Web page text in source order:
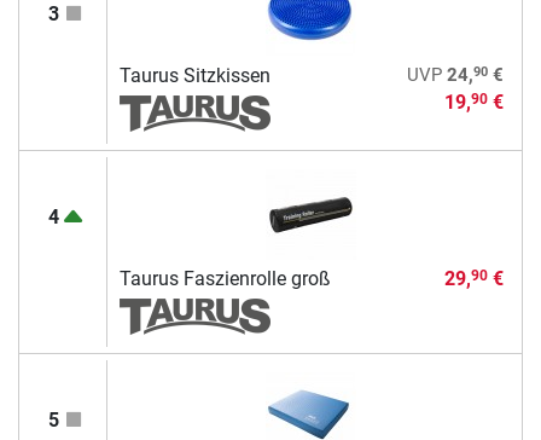
3
Taurus Sitzkissen UVP 24,90€
19,90€
4
Taurus Faszienrolle groß 29,90€
5